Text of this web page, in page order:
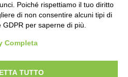
Pocapaglia CN
Poiché rispettiamo il tuo diritto
di non consentire alcuni tipi di
per saperne di più.
Completa
TUTTO